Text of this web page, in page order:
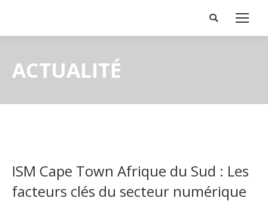
Search:
ACTUALITÉ
ISM Cape Town Afrique du Sud : Les
facteurs clés du secteur numérique